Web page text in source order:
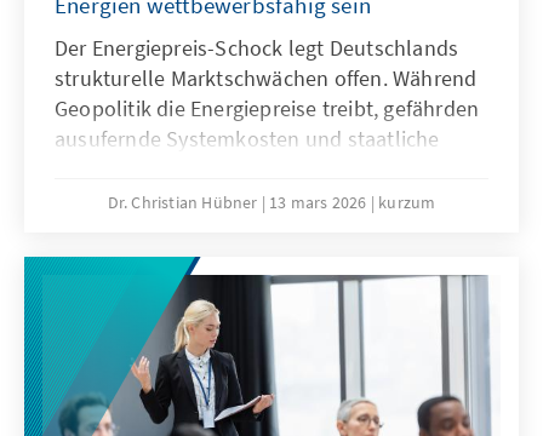
Der Energiepreis-Schock legt Deutschlands
strukturelle Marktschwächen offen. Während
Geopolitik die Energiepreise treibt, gefährden
ausufernde Systemkosten und staatliche
resiliente Energiewende wirkt dem entgegen
wettbewerbsfähig. So lässt sich unser
Industriestandort sichern und verhindert,
dass Klimaschutz durch den Verlust
wertvoller Wertschöpfung erkauft wird.
Dr. Christian Hübner 13 mars 2026 kurzum